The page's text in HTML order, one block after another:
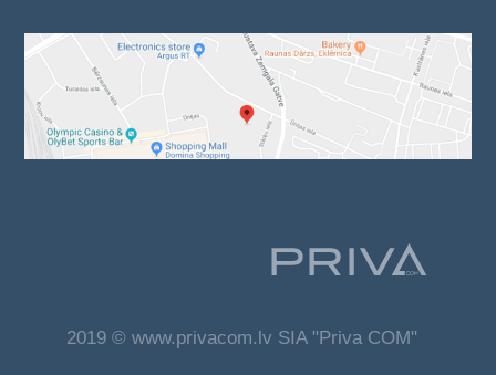
2019 © www.privacom.lv SIA "Priva COM"